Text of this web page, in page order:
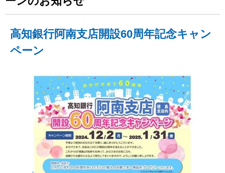
高知銀行阿南支店開設60周年記念キャン
ペーン